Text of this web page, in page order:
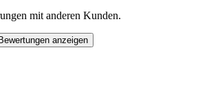
mit anderen Kunden.
Bewertungen anzeigen